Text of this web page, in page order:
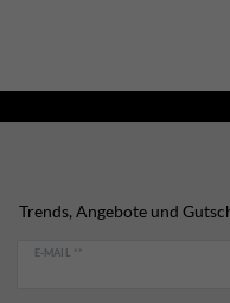
Trends, Angebote und
E-MAIL **